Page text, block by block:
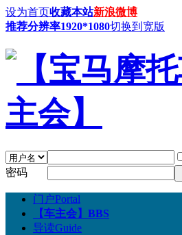
设为首页收藏本站新浪微博
推荐分辨率1920*1080切换到宽版
密码
门户Portal
【车主会】 BBS
导读Guide